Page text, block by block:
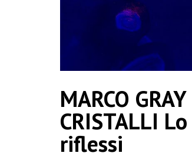
MARCO
CRISTALLI
riflessi